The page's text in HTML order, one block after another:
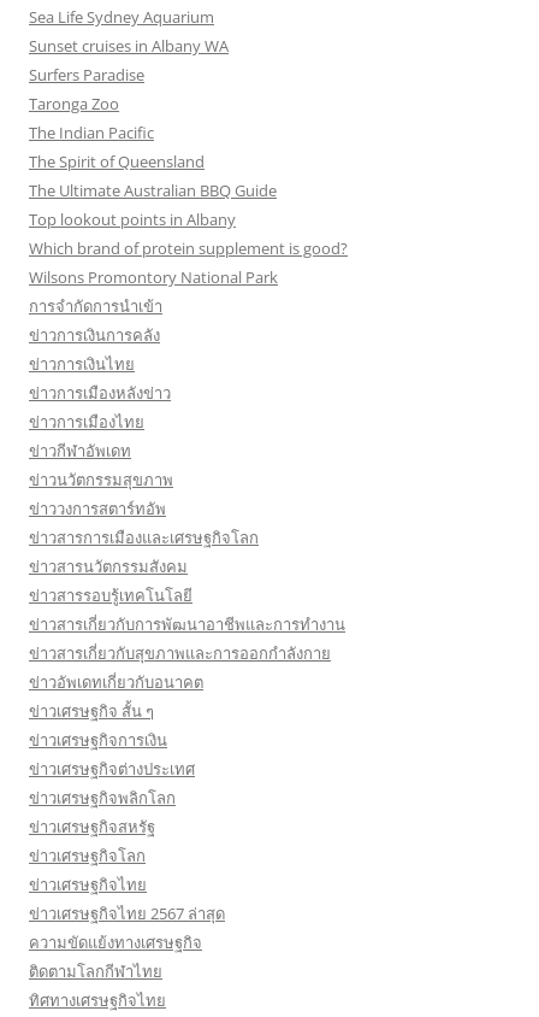
Sea Life Sydney Aquarium
Sunset cruises in Albany WA
Surfers Paradise
Taronga Zoo
The Indian Pacific
The Spirit of Queensland
The Ultimate Australian BBQ Guide
Top lookout points in Albany
Which brand of protein supplement is good?
Wilsons Promontory National Park
การจำกัดการนำเข้า
ข่าวการเงินการคลัง
ข่าวการเงินไทย
ข่าวการเมืองหลังข่าว
ข่าวการเมืองไทย
ข่าวกีฬาอัพเดท
ข่าวนวัตกรรมสุขภาพ
ข่าววงการสตาร์ทอัพ
ข่าวสารการเมืองและเศรษฐกิจโลก
ข่าวสารนวัตกรรมสังคม
ข่าวสารรอบรู้เทคโนโลยี
ข่าวสารเกี่ยวกับการพัฒนาอาชีพและการทำงาน
ข่าวสารเกี่ยวกับสุขภาพและการออกกำลังกาย
ข่าวอัพเดทเกี่ยวกับอนาคต
ข่าวเศรษฐกิจ สั้น ๆ
ข่าวเศรษฐกิจการเงิน
ข่าวเศรษฐกิจต่างประเทศ
ข่าวเศรษฐกิจพลิกโลก
ข่าวเศรษฐกิจสหรัฐ
ข่าวเศรษฐกิจโลก
ข่าวเศรษฐกิจไทย
ข่าวเศรษฐกิจไทย 2567 ล่าสุด
ความขัดแย้งทางเศรษฐกิจ
ติดตามโลกกีฬาไทย
ทิศทางเศรษฐกิจไทย